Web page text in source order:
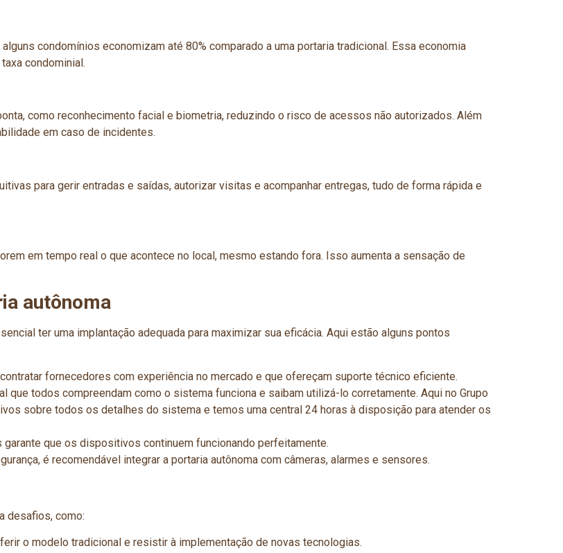
condomínios economizam até 80% comparado a uma portaria tradicional. Essa economia
condominial.
como reconhecimento facial e biometria, reduzindo o risco de acessos não autorizados. Além
em caso de incidentes.
para gerir entradas e saídas, autorizar visitas e acompanhar entregas, tudo de forma rápida e
em tempo real o que acontece no local, mesmo estando fora. Isso aumenta a sensação de
autônoma
ter uma implantação adequada para maximizar sua eficácia. Aqui estão alguns pontos
fornecedores com experiência no mercado e que ofereçam suporte técnico eficiente.
que todos compreendam como o sistema funciona e saibam utilizá-lo corretamente. Aqui no Grupo
sobre todos os detalhes do sistema e temos uma central 24 horas à disposição para atender os
que os dispositivos continuem funcionando perfeitamente.
é recomendável integrar a portaria autônoma com câmeras, alarmes e sensores.
desafios, como:
o modelo tradicional e resistir à implementação de novas tecnologias.